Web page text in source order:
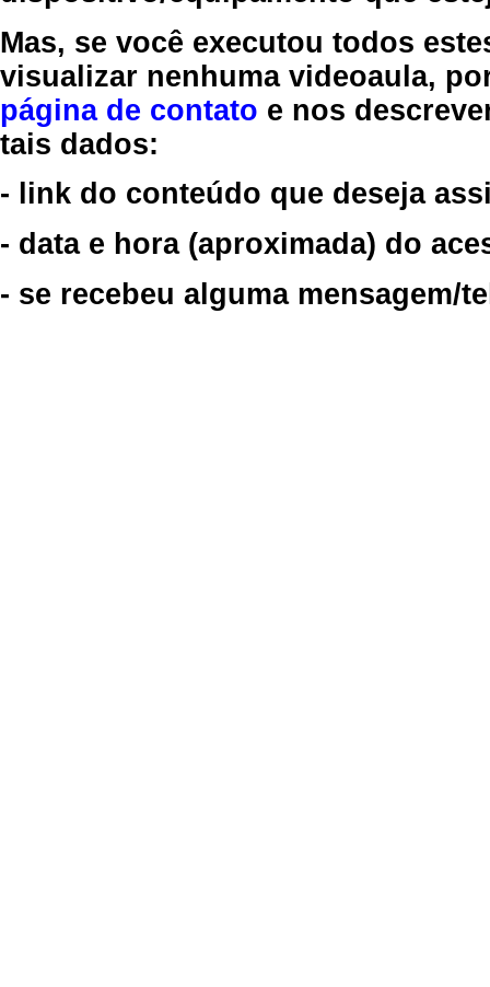
Mas, se você executou todos
visualizar nenhuma videoaula,
página de contato e nos
tais dados:
- link do conteúdo que deseja
- data e hora (aproximada) do
- se recebeu alguma mensagem/